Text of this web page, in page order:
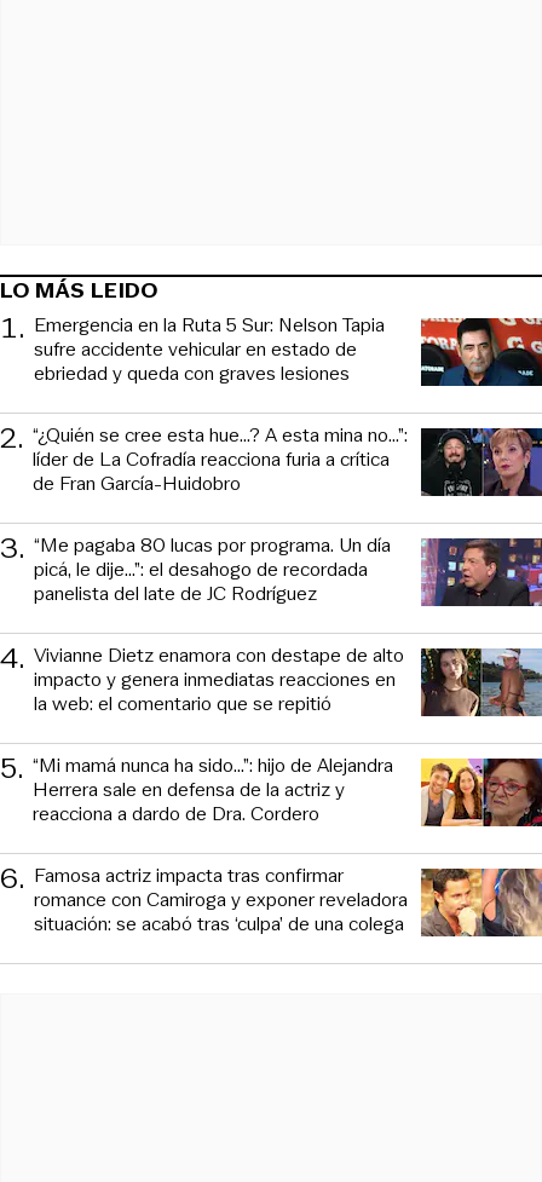
LO MÁS LEIDO
1. Emergencia en la Ruta 5 Sur: Nelson Tapia
sufre accidente vehicular en estado de
ebriedad y queda con graves lesiones
2. “¿Quién se cree esta hue...? A esta mina no...”:
líder de La Cofradía reacciona furia a crítica
de Fran García-Huidobro
3. “Me pagaba 80 lucas por programa. Un día
picá, le dije...”: el desahogo de recordada
panelista del late de JC Rodríguez
4. Vivianne Dietz enamora con destape de alto
impacto y genera inmediatas reacciones en
la web: el comentario que se repitió
5. “Mi mamá nunca ha sido...”: hijo de Alejandra
Herrera sale en defensa de la actriz y
reacciona a dardo de Dra. Cordero
6. Famosa actriz impacta tras confirmar
romance con Camiroga y exponer reveladora
situación: se acabó tras ‘culpa’ de una colega